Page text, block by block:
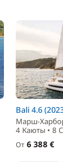
Bali 4.6
Марш-
4 Каюты • 8
От 6 388 €